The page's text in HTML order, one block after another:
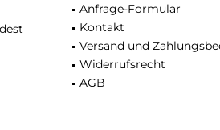
Anfrage-Formular
Kontakt
Versand und
Widerrufsrecht
AGB